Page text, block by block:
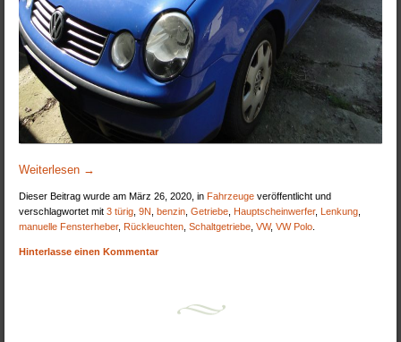
Weiterlesen →
Dieser Beitrag wurde am März 26, 2020, in Fahrzeuge veröffentlicht und
verschlagwortet mit3 türig ,9N ,benzin ,Getriebe Hauptscheinwerfer, Lenkung
manuelle Fensterheber, Rückleuchten ,Schaltgetriebe ,VW,VW Polo
Hinterlasse einen Kommentar